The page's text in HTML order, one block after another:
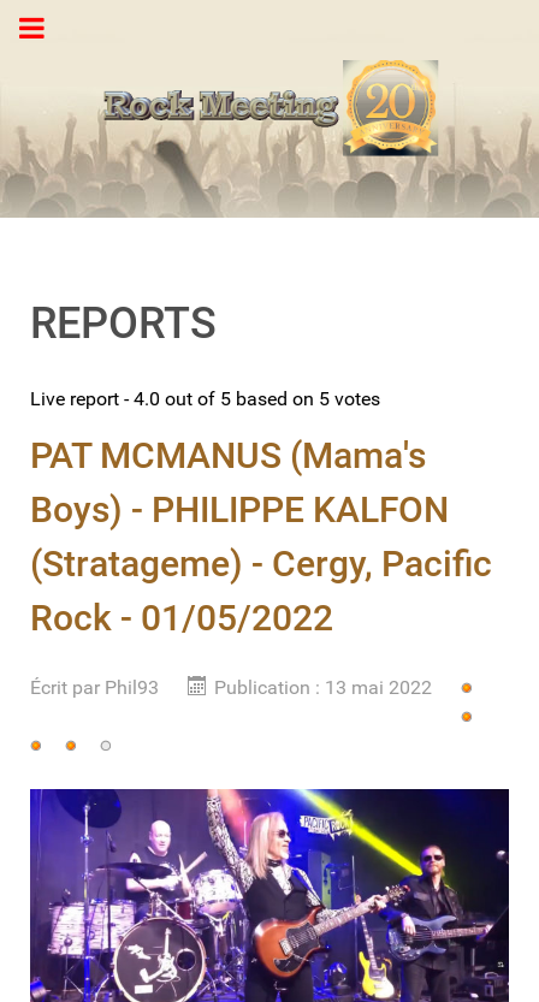
REPORTS
Live report -4.0 out of 5 based on 5 votes
PAT MCMANUS (Mama's
Boys) - PHILIPPE KALFON
(Stratageme) - Cergy, Pacific
Rock - 01/05/2022
Écrit par Phil93 Publication : 13 mai 2022
Vote